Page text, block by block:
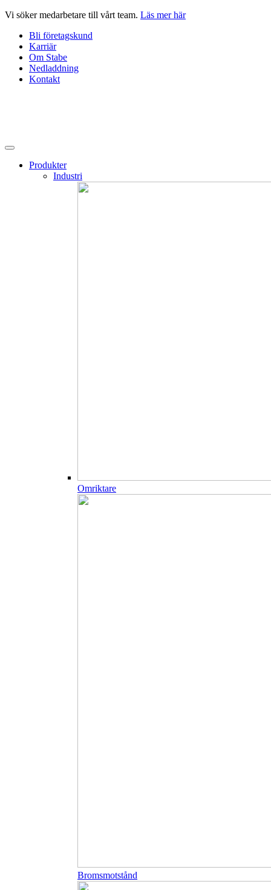
Hoppa
innehåll
Vi söker medarbetare till vårt team. Läs mer här
Bli företagskund
Karriär
Om Stabe
Nedladdning
Kontakt
Produkter
Industri
Omriktare
Bromsmotstånd